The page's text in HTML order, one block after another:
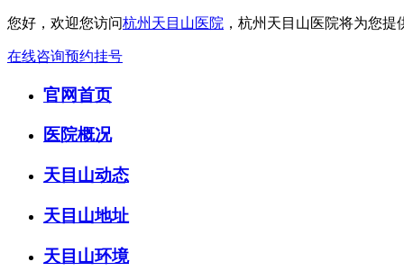
您好，欢迎您访问杭州天目山医院 ，杭州天目山医院将为您
在线咨询预约挂号
官网首页
医院概况
天目山动态
天目山地址
天目山环境